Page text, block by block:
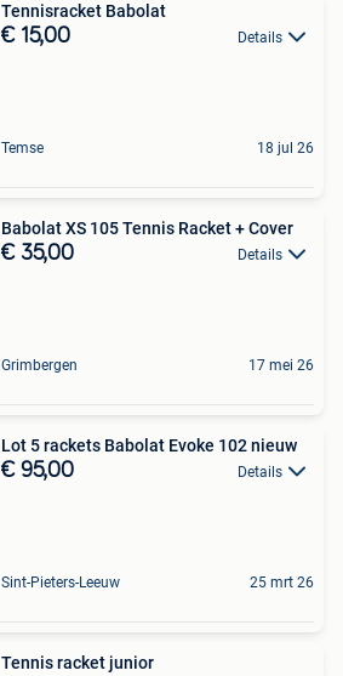
Tennisracket Babolat
€ 15,00 Details
Temse 18 jul 26
Babolat XS 105 Tennis Racket + Cover
€ 35,00 Details
Grimbergen 17 mei 26
Lot 5 rackets Babolat Evoke 102 nieuw
€ 95,00 Details
Sint-Pieters-Leeuw 25 mrt 26
Tennis racket junior